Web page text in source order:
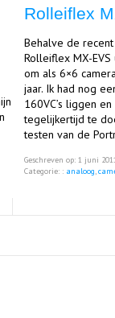
Rolleiflex
Behalve de
Rolleiflex MX-
om als 6×6
jaar. Ik had nog
160VC’s liggen
tegelijkertijd te
testen van de
Geschreven op: 1 juni
Categorie: : analoog,